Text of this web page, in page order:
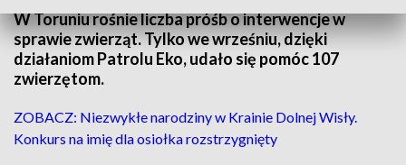
W Toruniu rośnie liczba próśb o interwencje w
sprawie zwierząt. Tylko we wrześniu, dzięki
działaniom Patrolu Eko, udało się pomóc 107
zwierzętom.
ZOBACZ: Niezwykłe narodziny w Krainie Dolnej Wisły.
Konkurs na imię dla osiołka rozstrzygnięty